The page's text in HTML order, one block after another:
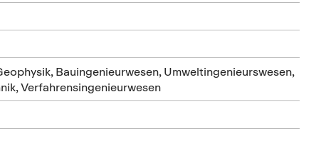
Bauingenieurwesen, Umweltingenieurswesen,
Verfahrensingenieurwesen